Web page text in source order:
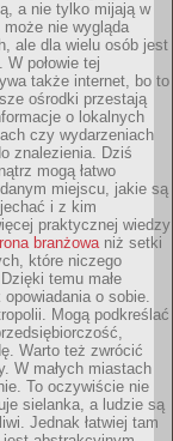
a nie tylko mijają w
nie wygląda
ale dla wielu osób jest
połowie tej
także internet, bo to
ośrodki przestają
o lokalnych
czy wydarzeniach
znalezienia. Dziś
mogą łatwo
miejscu, jakie są
i z kim
praktycznej wiedzy
branżowaniż setki
które niczego
temu małe
o sobie.
Mogą podkreślać
Warto też zwrócić
W małych miastach
To oczywiście nie
sielanka, a ludzie są
Jednak łatwiej tam